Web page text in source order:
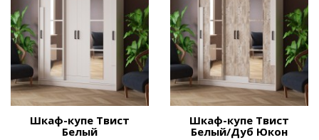
Шкаф-купе Твист
Белый
Шкаф-купе Твист
Белый/Дуб Юкон